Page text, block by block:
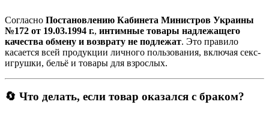
Согласно Постановлению Кабинета Министров Украины
№172 от 19.03.1994 г., интимные товары надлежащего
качества обмену и возврату не подлежат. Это правило
касается всей продукции личного пользования, включая секс-
игрушки, бельё и товары для взрослых.
🔄 Что делать, если товар оказался с браком?